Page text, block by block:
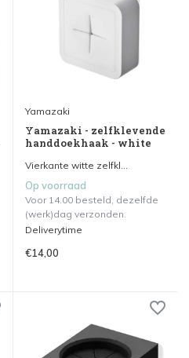
Yamazaki
Yamazaki - zelfklevende
handdoekhaak - white
Vierkante witte zelfkl...
Op voorraad
Voor 14.00 besteld, dezelfde
(werk)dag verzonden.
Deliverytime
€14,00